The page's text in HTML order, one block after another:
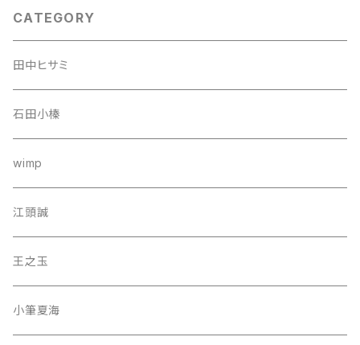
CATEGORY
田中ヒサミ
石田小榛
wimp
江頭誠
王之玉
小筆夏海